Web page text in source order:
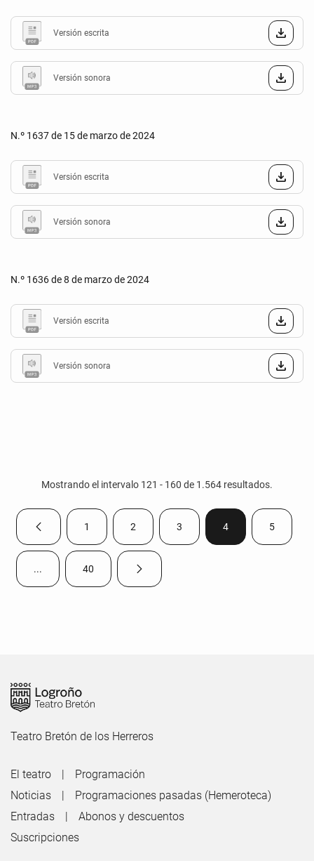
Versión escrita
Versión sonora
N.º 1637 de 15 de marzo de 2024
Versión escrita
Versión sonora
N.º 1636 de 8 de marzo de 2024
Versión escrita
Versión sonora
Mostrando el intervalo 121 - 160 de 1.564 resultados.
Página anteriorPágina
1 Página
2 Página
3 Página
4 Página
5
...Páginas intermedias Use TAB para desplazarse.
Página
40 Página siguiente
Teatro Bretón de los Herreros
El teatro
Programación
Noticias
Programaciones pasadas (Hemeroteca)
Entradas
Abonos y descuentos
Suscripciones